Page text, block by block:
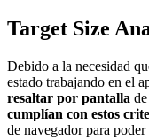
Target Size
Debido a la necesidad
estado trabajando en el
resaltar por pantalla
cumplían con estos
de navegador para